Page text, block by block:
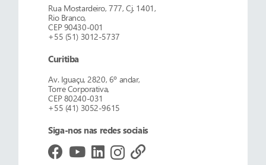
Rua Mostardeiro, 777, Cj. 1401,
Rio Branco,
CEP 90430-001
+55 (51) 3012-5737
Curitiba
Av. Iguaçu, 2820, 6º andar,
Torre Corporativa,
CEP 80240-031
+55 (41) 3052-9615
Siga-nos nas redes sociais